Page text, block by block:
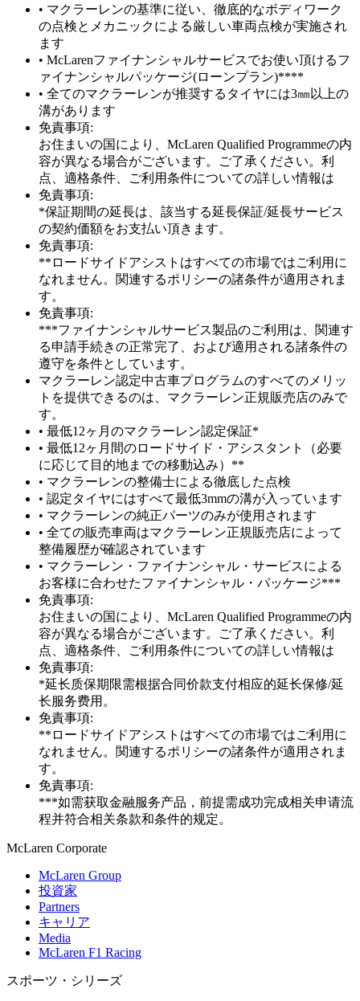
• マクラーレンの基準に従い、徹底的なボディワーク
の点検とメカニックによる厳しい車両点検が実施され
ます
• McLarenファイナンシャルサービスでお使い頂けるフ
ァイナンシャルパッケージ(ローンプラン)****
• 全てのマクラーレンが推奨するタイヤには3㎜以上の
溝があります
免責事項:
お住まいの国により、McLaren Qualified Programmeの内
容が異なる場合がございます。ご了承ください。利
点、適格条件、ご利用条件についての詳しい情報は
免責事項:
*保証期間の延長は、該当する延長保証/延長サービス
の契約価額をお支払い頂きます。
免責事項:
**ロードサイドアシストはすべての市場ではご利用に
なれません。関連するポリシーの諸条件が適用されま
す。
免責事項:
***ファイナンシャルサービス製品のご利用は、関連す
る申請手続きの正常完了、および適用される諸条件の
遵守を条件としています。
マクラーレン認定中古車プログラムのすべてのメリッ
トを提供できるのは、マクラーレン正規販売店のみで
す。
• 最低12ヶ月のマクラーレン認定保証*
• 最低12ヶ月間のロードサイド・アシスタント（必要
に応じて目的地までの移動込み）**
• マクラーレンの整備士による徹底した点検
• 認定タイヤにはすべて最低3mmの溝が入っています
• マクラーレンの純正パーツのみが使用されます
• 全ての販売車両はマクラーレン正規販売店によって
整備履歴が確認されています
• マクラーレン・ファイナンシャル・サービスによる
お客様に合わせたファイナンシャル・パッケージ***
免責事項:
お住まいの国により、McLaren Qualified Programmeの内
容が異なる場合がございます。ご了承ください。利
点、適格条件、ご利用条件についての詳しい情報は
免責事項:
*延长质保期限需根据合同价款支付相应的延长保修/延
长服务费用。
免責事項:
**ロードサイドアシストはすべての市場ではご利用に
なれません。関連するポリシーの諸条件が適用されま
す。
免責事項:
***如需获取金融服务产品，前提需成功完成相关申请流
程并符合相关条款和条件的规定。
McLaren Corporate
McLaren Group
投資家
Partners
キャリア
Media
McLaren F1 Racing
スポーツ・シリーズ